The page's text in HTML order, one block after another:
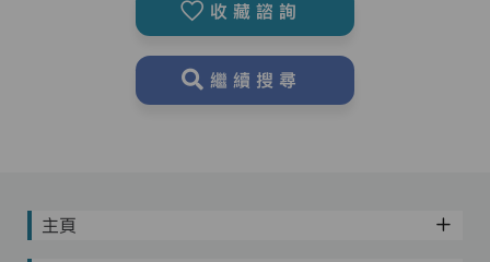
收藏諮詢
繼續搜尋
主頁